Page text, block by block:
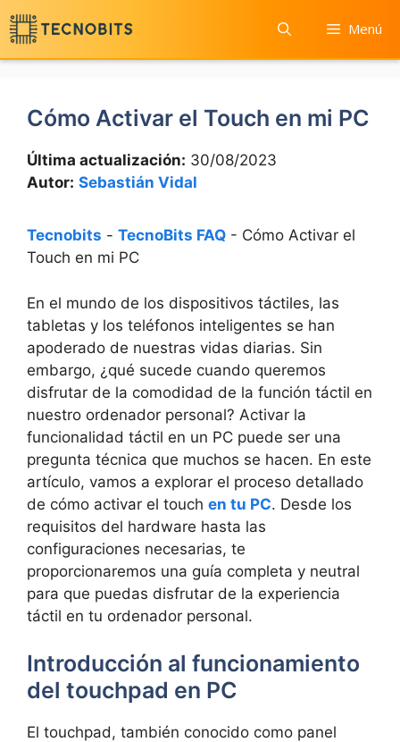
Saltar
al
contenido
Menú
Cómo Activar el Touch en mi PC
Última actualización: 30/08/2023
Autor: Sebastián Vidal
Tecnobits - TecnoBits FAQ - Cómo Activar el
Touch en mi PC
En el mundo de los ⁢dispositivos táctiles, las
tabletas y​ los teléfonos inteligentes⁢ se han
apoderado de nuestras vidas diarias. Sin
‍embargo, ¿qué‍ sucede cuando queremos
disfrutar de la comodidad de​ la función⁤ táctil‍ en
‌nuestro ordenador personal? Activar la
funcionalidad táctil en ⁣un PC puede ser una
pregunta‍ técnica que muchos se hacen. En ​este
artículo, vamos ‌a ‍explorar el proceso detallado
de cómo activar ⁣el touch⁣ en tu PC. Desde ⁢los‍
requisitos del hardware hasta⁣ las
⁣configuraciones‌ necesarias, te
proporcionaremos una⁣ guía completa y neutral
para que puedas disfrutar⁢ de ‌la experiencia
táctil en ‌tu ordenador personal.
Introducción al funcionamiento
del touchpad en PC
El ‍touchpad, también ⁤conocido ‌como panel